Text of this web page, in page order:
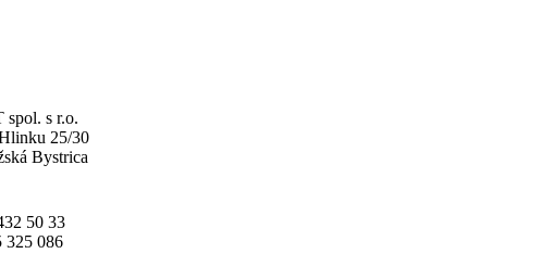
s r.o.
25/30
Bystrica
50 33
325 086